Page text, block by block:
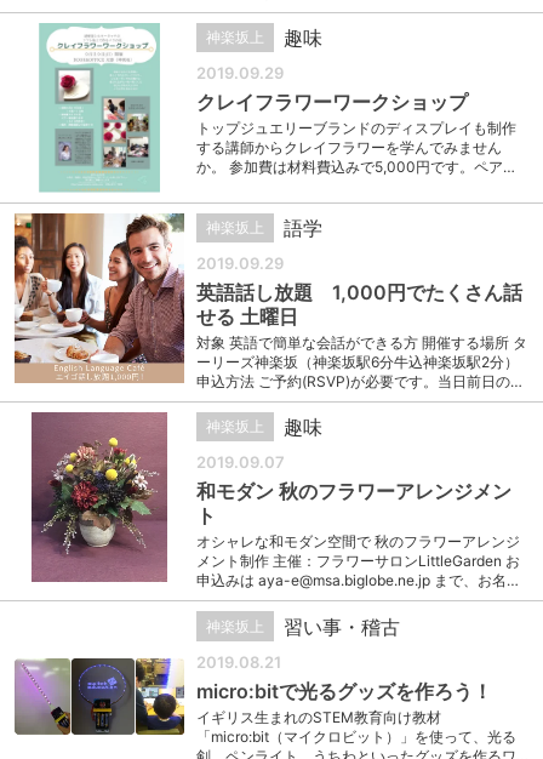
神楽坂上 趣味
2019.09.29
クレイフラワーワークショップ
トップジュエリーブランドのディスプレイも制作
する講師からクレイフラワーを学んでみません
か。 参加費は材料費込みで5,000円です。ペア…
神楽坂上 語学
2019.09.29
英語話し放題 1,000円でたくさん話
せる 土曜日
対象 英語で簡単な会話ができる方 開催する場所 タ
ーリーズ神楽坂（神楽坂駅6分牛込神楽坂駅2分）
申込方法 ご予約(RSVP)が必要です。当日前日の…
神楽坂上 趣味
2019.09.07
和モダン 秋のフラワーアレンジメン
ト
オシャレな和モダン空間で 秋のフラワーアレンジ
メント制作 主催：フラワーサロンLittleGarden お
申込みは aya-e@msa.biglobe.ne.jp まで、お名…
神楽坂上 習い事・稽古
2019.08.21
micro:bitで光るグッズを作ろう！
イギリス生まれのSTEM教育向け教材
「micro:bit（マイクロビット）」を使って、光る